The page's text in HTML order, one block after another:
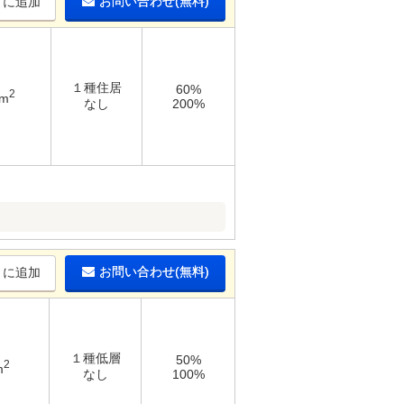
2
１種住居
なし
60%
200%
追加 お問い合わせ(無料)
2
１種低層
なし
50%
100%